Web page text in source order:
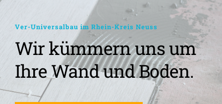
Ver-Universalbau im Rhein-Kreis Neuss
Wir kümmern uns um
Ihre Wand und Boden.